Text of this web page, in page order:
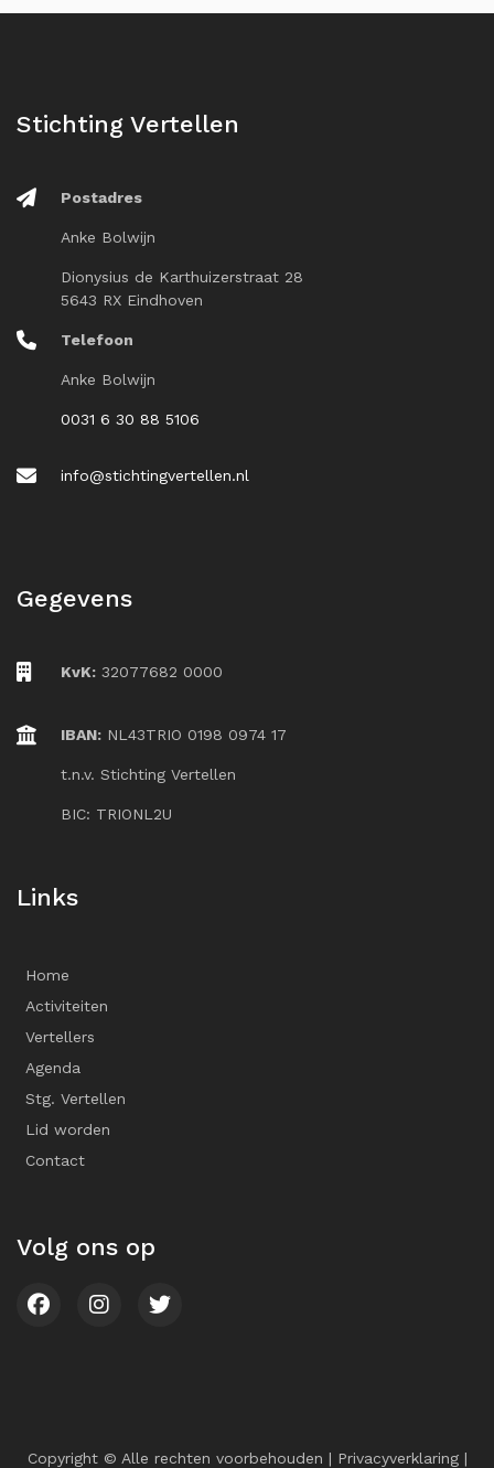
Stichting Vertellen
Postadres
Anke Bolwijn
Dionysius de Karthuizerstraat 28
5643 RX Eindhoven
Telefoon
Anke Bolwijn
0031 6 30 88 5106
info@stichtingvertellen.nl
Gegevens
KvK: 32077682 0000
IBAN: NL43TRIO 0198 0974 17
t.n.v. Stichting Vertellen
BIC: TRIONL2U
Links
Home
Activiteiten
Vertellers
Agenda
Stg. Vertellen
Lid worden
Contact
Volg ons op
Copyright © Alle rechten voorbehouden | Privacyverklaring|